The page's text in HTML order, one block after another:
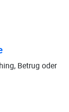
Betrug oder